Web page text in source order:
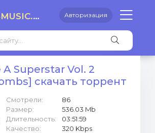
4SEASONSMUSIC.RU Авторизация
A Superstar Vol. 2
скачать торрент
Смотрели:
86
Размер:
536.03 Mb
Длительность:
03:51:59
Качество:
320 Kbps